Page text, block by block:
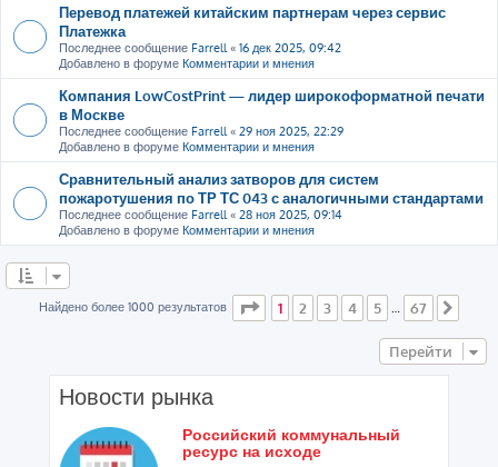
Перевод платежей китайским партнерам через сервис
Платежка
Последнее сообщение Farrell « 16 дек 2025, 09:42
Добавлено в форуме Комментарии и мнения
Компания LowCostPrint — лидер широкоформатной печати
в Москве
Последнее сообщение Farrell « 29 ноя 2025, 22:29
Добавлено в форуме Комментарии и мнения
Сравнительный анализ затворов для систем
пожаротушения по ТР ТС 043 с аналогичными стандартами
Последнее сообщение Farrell « 28 ноя 2025, 09:14
Добавлено в форуме Комментарии и мнения
Найдено более 1000 результатов Страница из 67
1 2 3 4 5 67
Перейти
Новости рынка
Российский коммунальный
ресурс на исходе